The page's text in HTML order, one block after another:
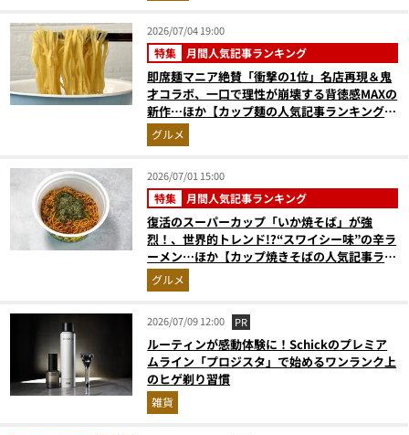
2026/07/04 19:00
特集 月間人気記事ランキング
即席麺マニア絶賛「衝撃の1位」名店再現＆鬼
才コラボ、一口で理性が崩壊する背徳感MAXの
新作…ほか【カップ麺の人気記事ランキングベ
スト3】（2026年5月版）
グルメ
2026/07/01 15:00
特集 月間人気記事ランキング
復活のスーパーカップ「いか焼そば」が強
烈！、世界的トレンド!?“スワイシー味”の辛ラ
ーメン…ほか【カップ焼きそばの人気記事ラン
キングベスト3】（2026年5月版）
グルメ
2026/07/09 12:00 PR
ルーティンが感動体験に！Schickのプレミア
ムライン「プロジスタ」で始めるワンランク上
のヒゲ剃り習慣
雑貨